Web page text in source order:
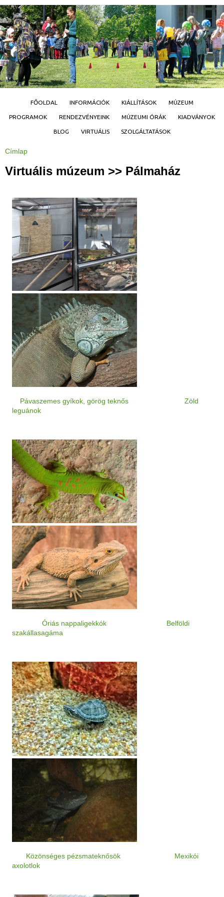
Jump to navigation
FŐOLDAL INFORMÁCIÓK KIÁLLÍTÁSOK MÚZEUM
PROGRAMOK RENDEZVÉNYEINK MÚZEUMI ÓRÁK KIADVÁNYOK
BLOG VIRTUÁLIS SZOLGÁLTATÁSOK
J
l
e
Címlap
Virtuális múzeum >> Pálmaház
Pávaszemes gyíkok, görög teknős
Zöld
leguánok
Óriás nappaligekkók
Belföldi
szakállasagáma
Közönséges pézsmateknősök
Mexikói
axolotlok